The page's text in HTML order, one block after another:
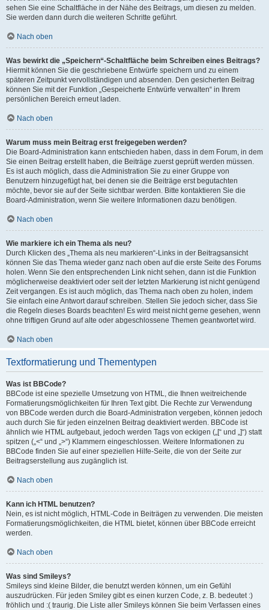
sehen Sie eine Schaltfläche in der Nähe des Beitrags, um diesen zu melden.
Sie werden dann durch die weiteren Schritte geführt.
Nach oben
Was bewirkt die „Speichern“-Schaltfläche beim Schreiben eines Beitrags?
Hiermit können Sie die geschriebene Entwürfe speichern und zu einem
späteren Zeitpunkt vervollständigen und absenden. Den gesicherten Beitrag
können Sie mit der Funktion „Gespeicherte Entwürfe verwalten“ in Ihrem
persönlichen Bereich erneut laden.
Nach oben
Warum muss mein Beitrag erst freigegeben werden?
Die Board-Administration kann entschieden haben, dass in dem Forum, in dem
Sie einen Beitrag erstellt haben, die Beiträge zuerst geprüft werden müssen.
Es ist auch möglich, dass die Administration Sie zu einer Gruppe von
Benutzern hinzugefügt hat, bei denen sie die Beiträge erst begutachten
möchte, bevor sie auf der Seite sichtbar werden. Bitte kontaktieren Sie die
Board-Administration, wenn Sie weitere Informationen dazu benötigen.
Nach oben
Wie markiere ich ein Thema als neu?
Durch Klicken des „Thema als neu markieren“-Links in der Beitragsansicht
können Sie das Thema wieder ganz nach oben auf die erste Seite des Forums
holen. Wenn Sie den entsprechenden Link nicht sehen, dann ist die Funktion
möglicherweise deaktiviert oder seit der letzten Markierung ist nicht genügend
Zeit vergangen. Es ist auch möglich, das Thema nach oben zu holen, indem
Sie einfach eine Antwort darauf schreiben. Stellen Sie jedoch sicher, dass Sie
die Regeln dieses Boards beachten! Es wird meist nicht gerne gesehen, wenn
ohne triftigen Grund auf alte oder abgeschlossene Themen geantwortet wird.
Nach oben
Textformatierung und Thementypen
Was ist BBCode?
BBCode ist eine spezielle Umsetzung von HTML, die Ihnen weitreichende
Formatierungsmöglichkeiten für Ihren Text gibt. Die Rechte zur Verwendung
von BBCode werden durch die Board-Administration vergeben, können jedoch
auch durch Sie für jeden einzelnen Beitrag deaktiviert werden. BBCode ist
ähnlich wie HTML aufgebaut, jedoch werden Tags von eckigen („[“ und „]“) statt
spitzen („<“ und „>“) Klammern eingeschlossen. Weitere Informationen zu
BBCode finden Sie auf einer speziellen Hilfe-Seite, die von der Seite zur
Beitragserstellung aus zugänglich ist.
Nach oben
Kann ich HTML benutzen?
Nein, es ist nicht möglich, HTML-Code in Beiträgen zu verwenden. Die meisten
Formatierungsmöglichkeiten, die HTML bietet, können über BBCode erreicht
werden.
Nach oben
Was sind Smileys?
Smileys sind kleine Bilder, die benutzt werden können, um ein Gefühl
auszudrücken. Für jeden Smiley gibt es einen kurzen Code, z. B. bedeutet :)
fröhlich und :( traurig. Die Liste aller Smileys können Sie beim Verfassen eines